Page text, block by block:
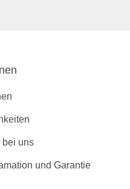
bei uns
und Garantie